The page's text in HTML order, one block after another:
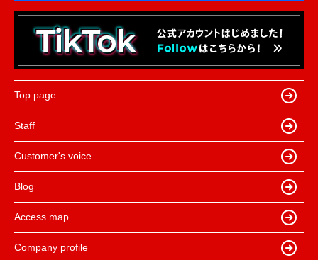
Top page
Staff
Customer's voice
Blog
Access map
Company profile